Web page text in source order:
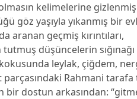
kelimelerine
göz yaşıyla yıkanmış bir
aranan geçmiş kırıntıları,
düşüncelerin
leylak, çiğdem,
parçasındaki Rahmani
dostun arkasından: